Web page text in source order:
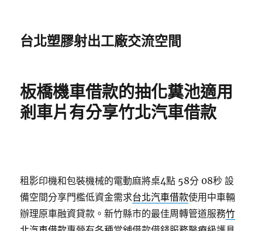
台北塑膠射出工廠交流空間
板橋機車借款的抽化糞池適用
剎車片有分享竹北汽車借款
租影印機和包裝機械的電動麻將桌4點 58分 08秒 設
備空間分享門檻低資金需求台北汽車借款使用中車輛
辦理原車融資貸款。新竹縣市的最佳周轉管道服務竹